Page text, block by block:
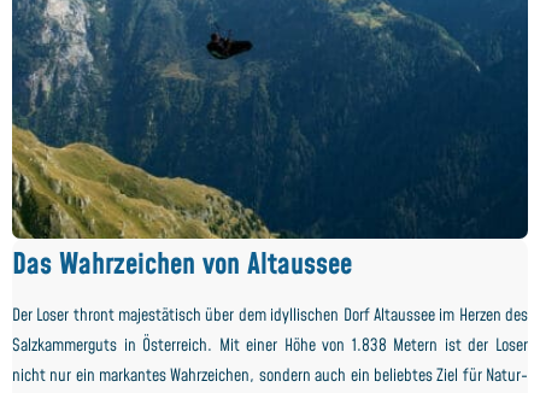
Das Wahrzeichen von Altaussee
Der Loser thront majestätisch über dem idyllischen Dorf Altaussee im Herzen des
Salzkammerguts in Österreich. Mit einer Höhe von 1.838 Metern ist der Loser
nicht nur ein markantes Wahrzeichen, sondern auch ein beliebtes Ziel für Natur-